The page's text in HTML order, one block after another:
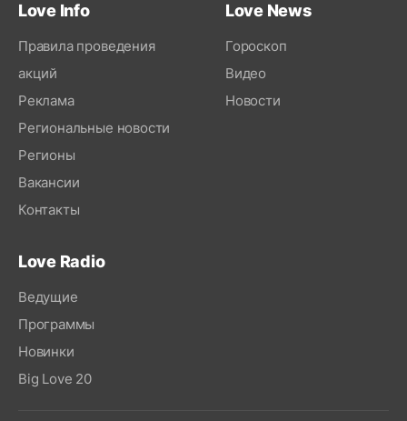
Love Info
Правила проведения
акций
Реклама
Региональные новости
Регионы
Вакансии
Контакты
Love News
Гороскоп
Видео
Новости
Love Radio
Ведущие
Программы
Новинки
Big Love 20